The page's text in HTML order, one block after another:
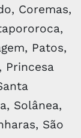
Coremas,
Patos,
Princesa
Solânea,
São